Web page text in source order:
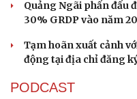
Tư vấn
check-in
Quảng Ngãi phấn đấu
30% GRDP vào năm
Tạm hoãn xuất cảnh
động tại địa chỉ đăng
PODCAST